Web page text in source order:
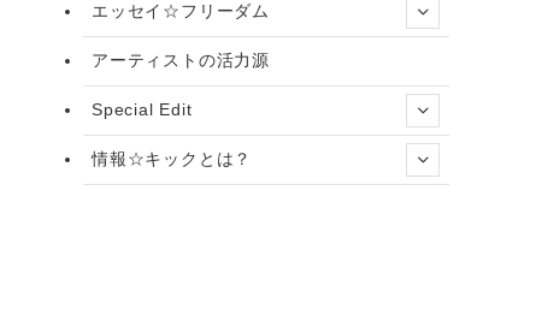
エッセイ☆フリーダム
アーティストの活力源
Special Edit
情報☆キックとは？